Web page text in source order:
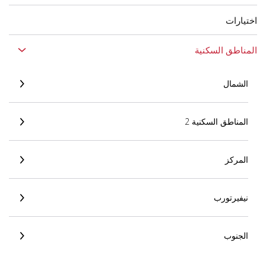
اختيارات
المناطق السكنية
الشمال
المناطق السكنية 2
المركز
نيفيرتورب
الجنوب